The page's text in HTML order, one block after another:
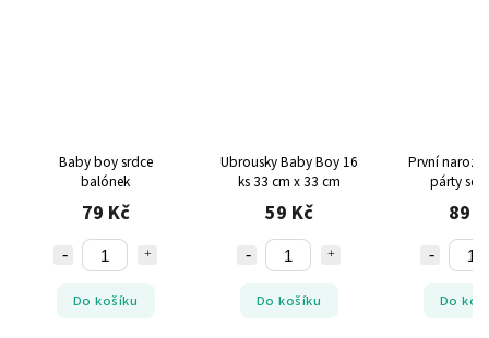
Baby boy srdce
balónek
79 Kč
Do košíku
Ubrousky Baby Boy 16
ks 33 cm x 33 cm
59 Kč
Do košíku
První
párty set
89
Do